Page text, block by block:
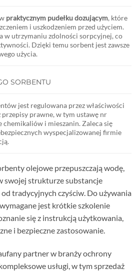
praktycznym pudełku dozującym, które
i uszkodzeniem przed użyciem.
w utrzymaniu zdolności sorpcyjnej, co
Dzięki temu sorbent jest zawsze
użycia.
SORBENTU
jest regulowana przez właściwości
prawne, w tym ustawę nr
i mieszanin. Zaleca się
wyspecjalizowanej firmie
olejowe przepuszczają wodę,
swojej strukturze substancje
tradycyjnych czyściw. Do używania
jest krótkie szkolenie
się z instrukcją użytkowania,
i bezpieczne zastosowanie.
partner w branży ochrony
usługi, w tym sprzedaż